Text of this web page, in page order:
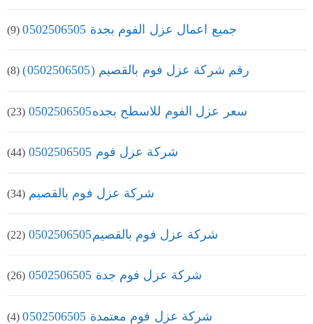
جميع اعمال عزل الفوم بجدة 0502506505 (9)
رقم شركة عزل فوم بالقصيم (0502506505) (8)
سعر عزل الفوم للاسطح بجده0502506505 (23)
شركة عزل فوم 0502506505 (44)
شركة عزل فوم بالقصيم (34)
شركة عزل فوم بالقصيم0502506505 (22)
شركة عزل فوم جدة 0502506505 (26)
شركة عزل فوم معتمدة 0502506505 (4)